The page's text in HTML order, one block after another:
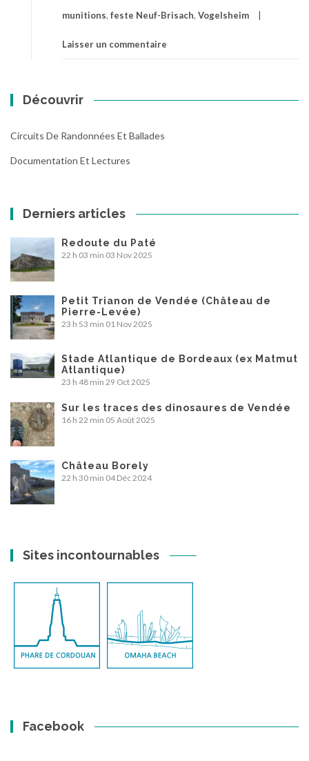
munitions, feste Neuf-Brisach, Vogelsheim
Laisser un commentaire
Découvrir
Circuits De Randonnées Et Ballades
Documentation Et Lectures
Derniers articles
Redoute du Paté
22 h 03 min 03 Nov 2025
Petit Trianon de Vendée (Château de
Pierre-Levée)
23 h 53 min 01 Nov 2025
Stade Atlantique de Bordeaux (ex Matmut
Atlantique)
23 h 48 min 29 Oct 2025
Sur les traces des dinosaures de Vendée
16 h 22 min 05 Août 2025
Château Borely
22 h 30 min 04 Déc 2024
Sites incontournables
Facebook